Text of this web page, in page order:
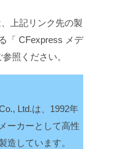
上記リンク先の製
「 CFexpress メデ
照ください。
Ltd.は、1992年
ーカーとして高性
造しています。